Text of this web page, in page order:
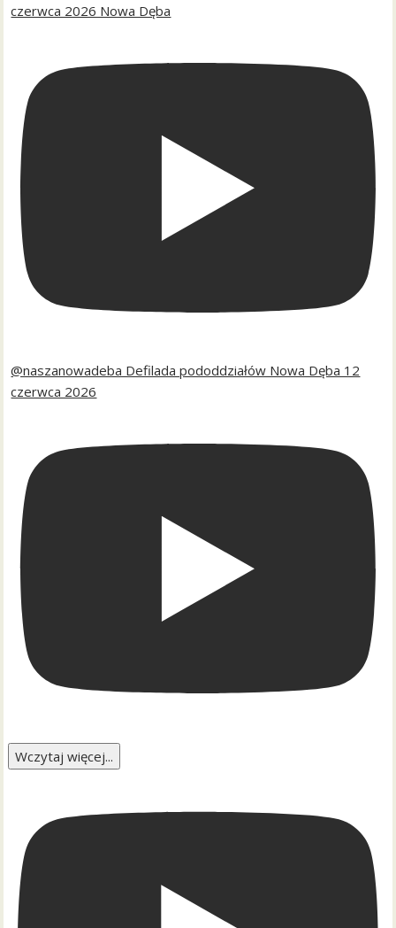
czerwca 2026 Nowa Dęba
@naszanowadeba Defilada pododdziałów Nowa Dęba 12
czerwca 2026
Wczytaj więcej...